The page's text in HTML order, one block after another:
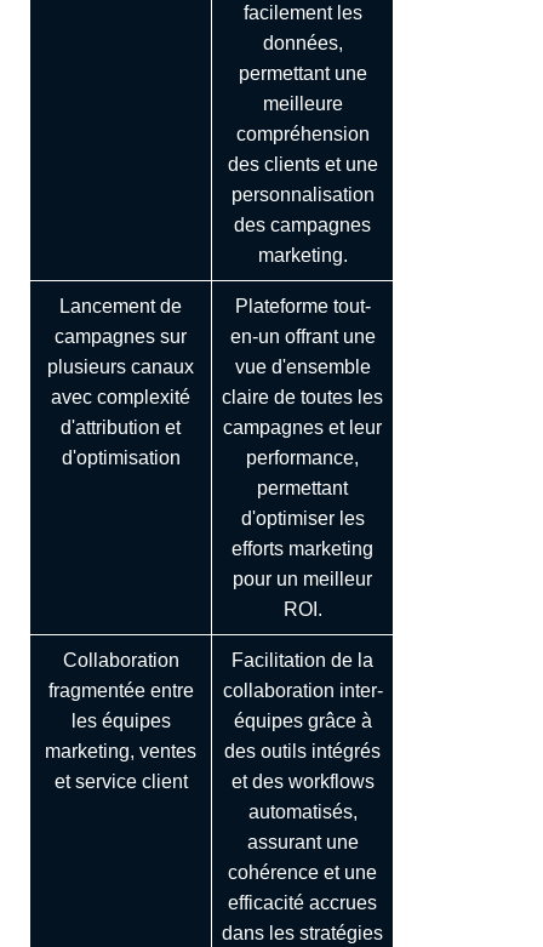
facilement les
données,
permettant une
meilleure
compréhension
des clients et une
personnalisation
des campagnes
marketing.
Lancement de
campagnes sur
plusieurs canaux
avec complexité
d'attribution et
d'optimisation
Plateforme tout-
en-un offrant une
vue d'ensemble
claire de toutes les
campagnes et leur
performance,
permettant
d'optimiser les
efforts marketing
pour un meilleur
ROI.
Collaboration
fragmentée entre
les équipes
marketing, ventes
et service client
Facilitation de la
collaboration inter-
équipes grâce à
des outils intégrés
et des workflows
automatisés,
assurant une
cohérence et une
efficacité accrues
dans les stratégies